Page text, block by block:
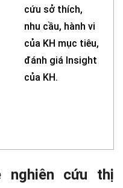
cứu sở thích,
nhu cầu, hành vi
của KH mục tiêu,
đánh giá Insight
của KH.
cứu thị